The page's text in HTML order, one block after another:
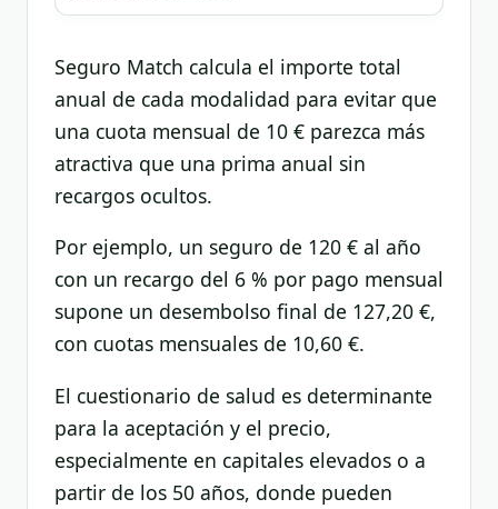
Seguro Match calcula el importe total
anual de cada modalidad para evitar que
una cuota mensual de 10 € parezca más
atractiva que una prima anual sin
recargos ocultos.
Por ejemplo, un seguro de 120 € al año
con un recargo del 6 % por pago mensual
supone un desembolso final de 127,20 €,
con cuotas mensuales de 10,60 €.
El cuestionario de salud es determinante
para la aceptación y el precio,
especialmente en capitales elevados o a
partir de los 50 años, donde pueden